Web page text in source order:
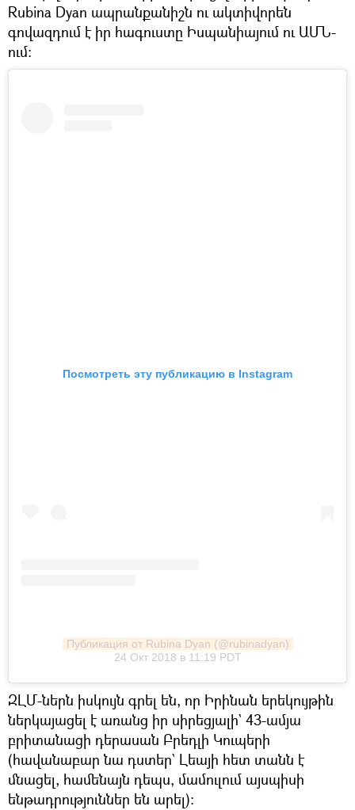
Rubina Dyan ապրանքանիշն ու ակտիվորեն
գովազդում է իր հագուստը Իսպանիայում ու ԱՄՆ-
ում։
Посмотреть эту публикацию в Instagram
Публикация от Rubina Dyan (@rubinadyan)
24 Окт 2018 в 11:19 PDT
ԶԼՄ-ներն իսկույն գրել են, որ Իրինան երեկույթին
ներկայացել է առանց իր սիրեցյալի` 43-ամյա
բրիտանացի դերասան Բրեդլի Կուպերի
(հավանաբար նա դստեր` Լեայի հետ տանն է
մնացել, համենայն դեպս, մամուլում այսպիսի
ենթադրություններ են արել)։